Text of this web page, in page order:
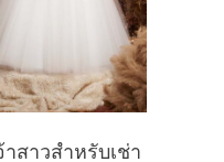
าสาวสำหรับเช่า